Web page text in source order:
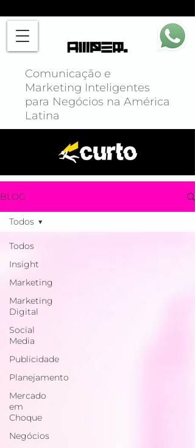
Comunicação e
Marketing Inteligentes
para Negócios na América
Latina
BLOG
Todos
Insight
Marketing
Marketing
Digital
Social
Media
Publicidade
Planejamento
Mercado
em
Choque
Negócios
Todos